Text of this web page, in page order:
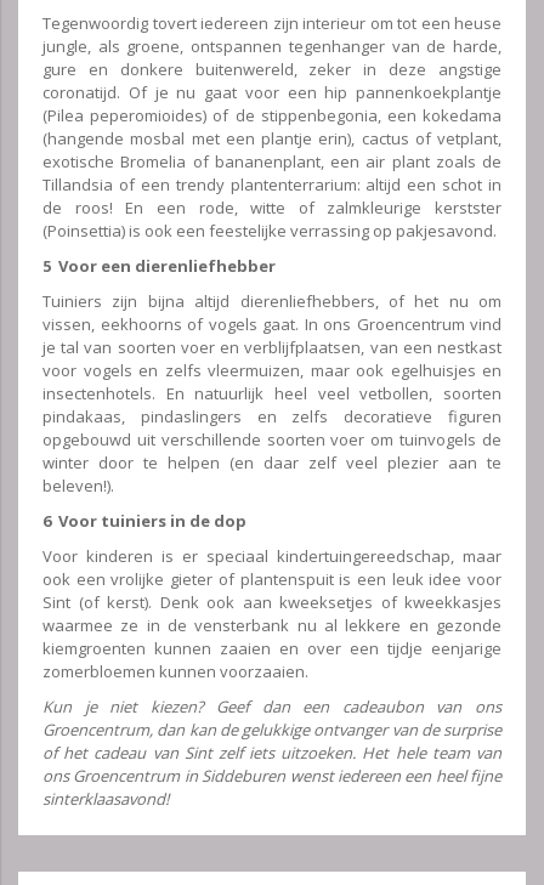
Tegenwoordig tovert iedereen zijn interieur om tot een heuse
jungle, als groene, ontspannen tegenhanger van de harde,
gure en donkere buitenwereld, zeker in deze angstige
coronatijd. Of je nu gaat voor een hip pannenkoekplantje
(Pilea peperomioides) of de stippenbegonia, een kokedama
(hangende mosbal met een plantje erin), cactus of vetplant,
exotische Bromelia of bananenplant, een air plant zoals de
Tillandsia of een trendy plantenterrarium: altijd een schot in
de roos! En een rode, witte of zalmkleurige kerstster
(Poinsettia) is ook een feestelijke verrassing op pakjesavond.
5 Voor een dierenliefhebber
Tuiniers zijn bijna altijd dierenliefhebbers, of het nu om
vissen, eekhoorns of vogels gaat. In ons Groencentrum vind
je tal van soorten voer en verblijfplaatsen, van een nestkast
voor vogels en zelfs vleermuizen, maar ook egelhuisjes en
insectenhotels. En natuurlijk heel veel vetbollen, soorten
pindakaas, pindaslingers en zelfs decoratieve figuren
opgebouwd uit verschillende soorten voer om tuinvogels de
winter door te helpen (en daar zelf veel plezier aan te
beleven!).
6 Voor tuiniers in de dop
Voor kinderen is er speciaal kindertuingereedschap, maar
ook een vrolijke gieter of plantenspuit is een leuk idee voor
Sint (of kerst). Denk ook aan kweeksetjes of kweekkasjes
waarmee ze in de vensterbank nu al lekkere en gezonde
kiemgroenten kunnen zaaien en over een tijdje eenjarige
zomerbloemen kunnen voorzaaien.
Kun je niet kiezen? Geef dan een cadeaubon van ons
Groencentrum, dan kan de gelukkige ontvanger van de surprise
of het cadeau van Sint zelf iets uitzoeken. Het hele team van
ons Groencentrum in Siddeburen wenst iedereen een heel fijne
sinterklaasavond!